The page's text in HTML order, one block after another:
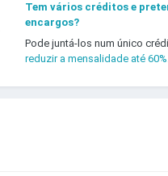
Tem vários créditos e
encargos?
Pode juntá-los num único
reduzir a mensalidade até